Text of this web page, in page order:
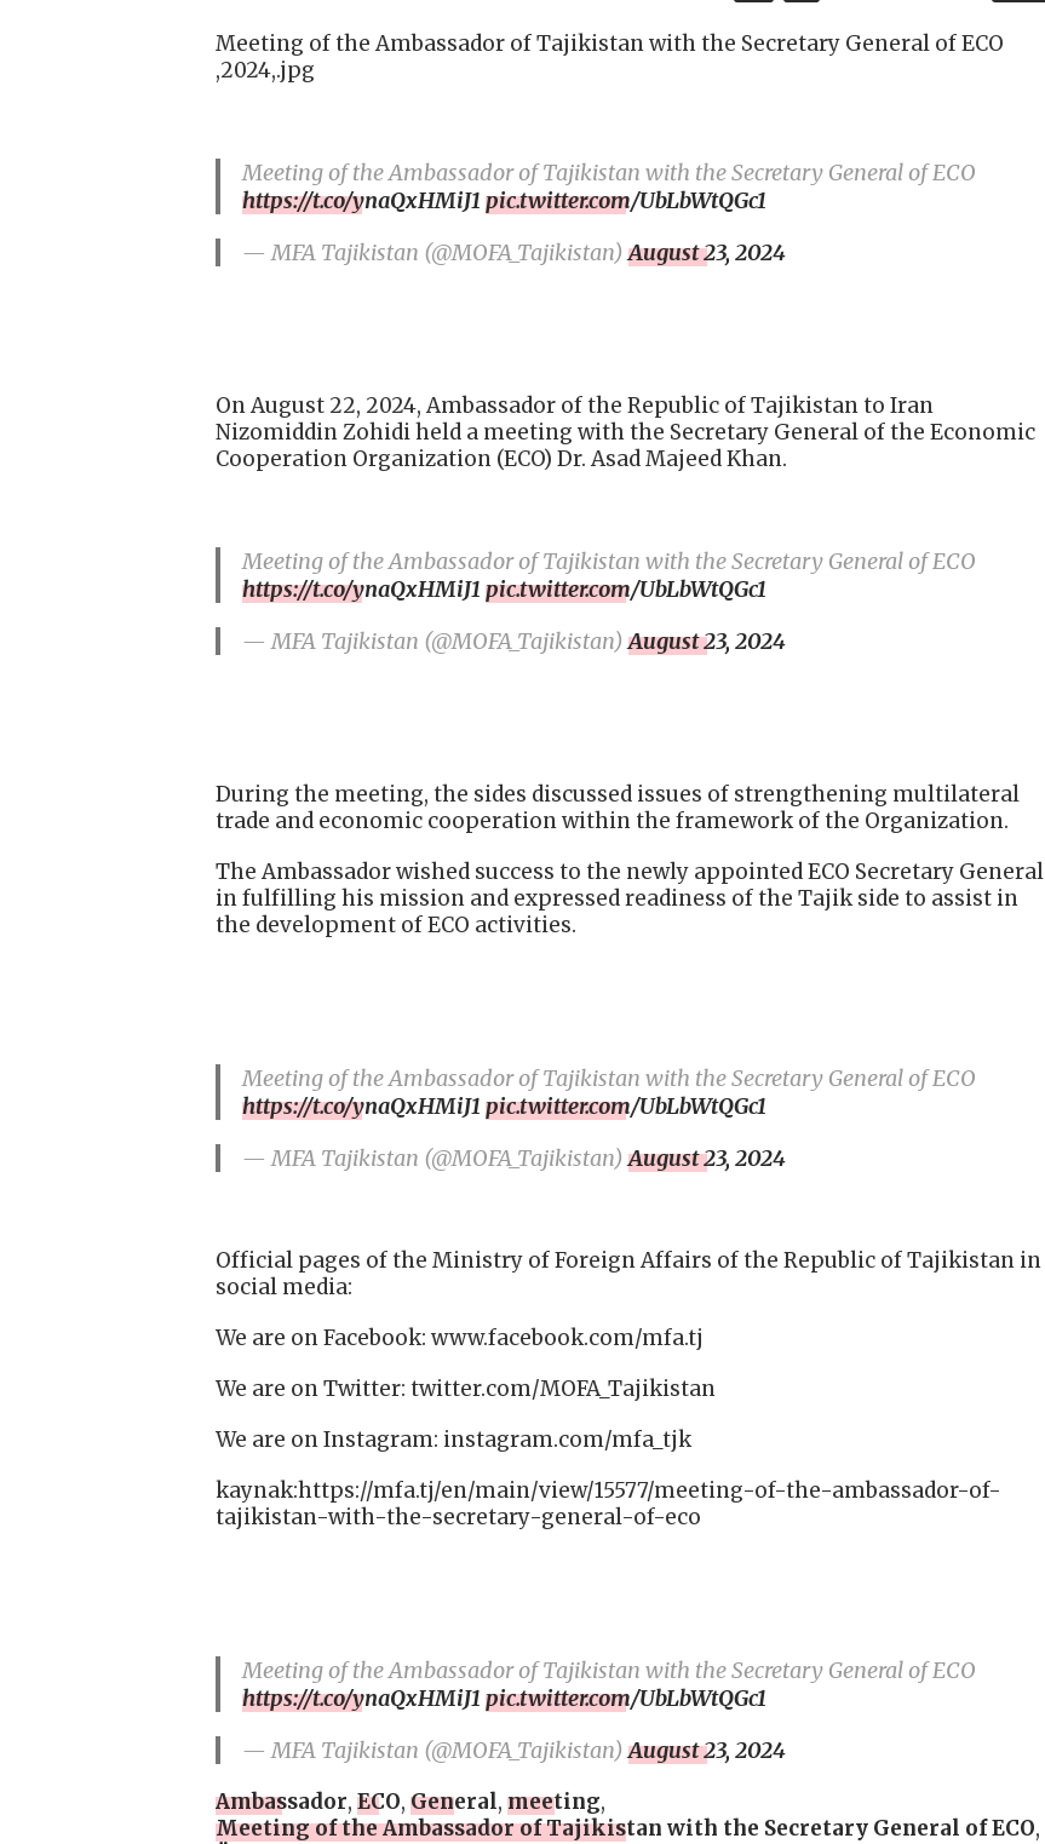
Meeting of the Ambassador of Tajikistan with the Secretary General of ECO
,2024,.jpg
Meeting of the Ambassador of Tajikistan with the Secretary General of ECO
https://t.co/ynaQxHMiJ1 pic.twitter.com/UbLbWtQGc1
— MFA Tajikistan (@MOFA_Tajikistan)August 23, 2024
On August 22, 2024, Ambassador of the Republic of Tajikistan to Iran
Nizomiddin Zohidi held a meeting with the Secretary General of the Economic
Cooperation Organization (ECO) Dr. Asad Majeed Khan.
Meeting of the Ambassador of Tajikistan with the Secretary General of ECO
https://t.co/ynaQxHMiJ1 pic.twitter.com/UbLbWtQGc1
— MFA Tajikistan (@MOFA_Tajikistan)August 23, 2024
During the meeting, the sides discussed issues of strengthening multilateral
trade and economic cooperation within the framework of the Organization.
The Ambassador wished success to the newly appointed ECO Secretary General
in fulfilling his mission and expressed readiness of the Tajik side to assist in
the development of ECO activities.
Meeting of the Ambassador of Tajikistan with the Secretary General of ECO
https://t.co/ynaQxHMiJ1 pic.twitter.com/UbLbWtQGc1
— MFA Tajikistan (@MOFA_Tajikistan)August 23, 2024
Official pages of the Ministry of Foreign Affairs of the Republic of Tajikistan in
social media:
We are on Facebook: www.facebook.com/mfa.tj
We are on Twitter: twitter.com/MOFA_Tajikistan
We are on Instagram: instagram.com/mfa_tjk
kaynak:https://mfa.tj/en/main/view/15577/meeting-of-the-ambassador-of-
tajikistan-with-the-secretary-general-of-eco
Meeting of the Ambassador of Tajikistan with the Secretary General of ECO
https://t.co/ynaQxHMiJ1 pic.twitter.com/UbLbWtQGc1
— MFA Tajikistan (@MOFA_Tajikistan)August 23, 2024
Ambassador, ECO, General, meeting,
Meeting of the Ambassador of Tajikistan with the Secretary General of ECO,